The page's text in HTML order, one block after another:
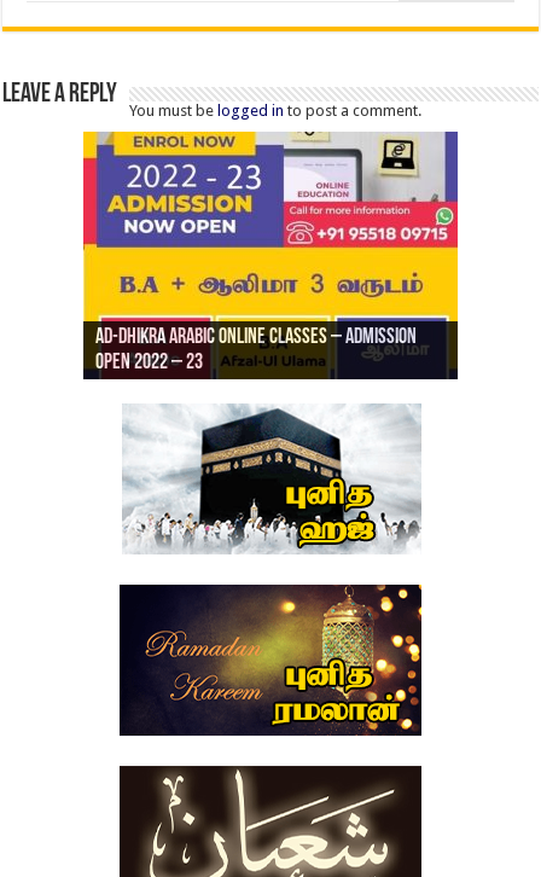
Leave a Reply
You must be logged in to post a comment.
Ad-Dhikra Arabic Online Classes – Admission
Open 2022 – 23
Ad-Dhikra Arabic Online Classes – BA Arabic
AD DHIKRA ARABIC COLLEGE ADMISSION
ரியாத் ஜும்ஆ தமிழாக்கம், Jamia Al Hajiri
Masjid (Kuwait Masjid), Malaz, Riyadh